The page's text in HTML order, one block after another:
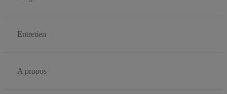
Entretien
A propos